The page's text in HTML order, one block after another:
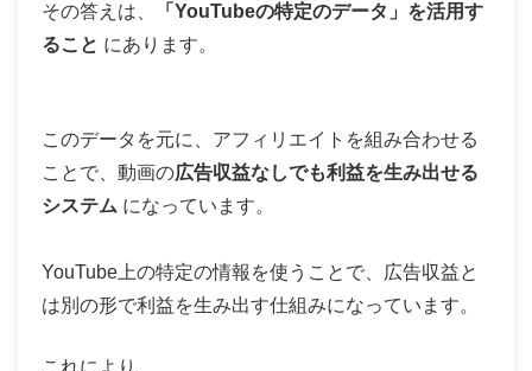
その答えは、
「YouTubeの特定のデータ」を活用す
ること にあります。
このデータを元に、アフィリエイトを組み合わせる
ことで、動画の広告収益なしでも利益を生み出せる
システム になっています。
YouTube上の特定の情報を使うことで、広告収益と
は別の形で利益を生み出す仕組みになっています。
これにより、